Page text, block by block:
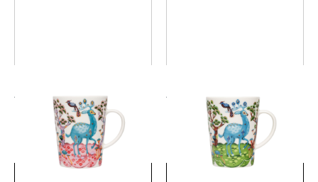
サツメッサ マグ 0.4L ベイビ
ーピンク・ スカイブルー
(税込)
サツメッサ マグ 0.4L スプリ
ンググリーン・スカイ ブル
(税込)